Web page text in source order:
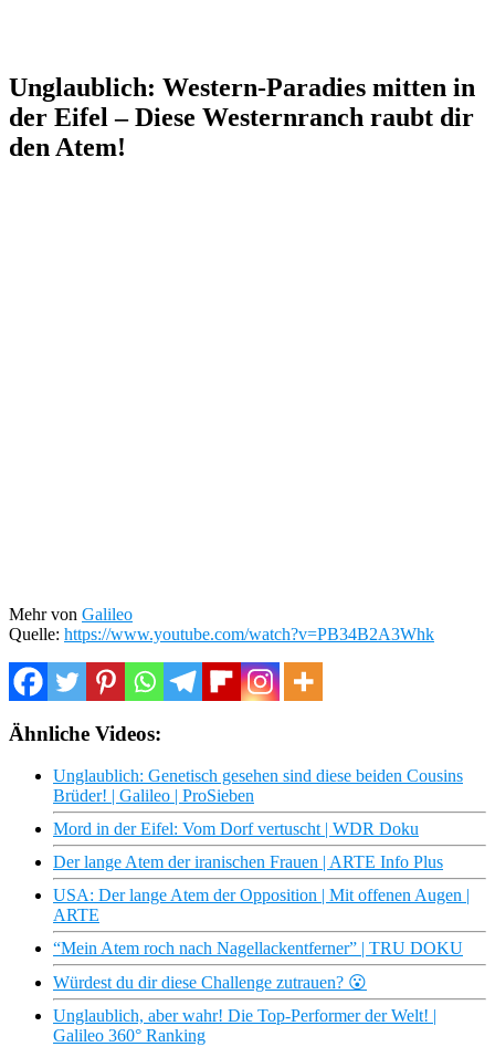
Unglaublich: Western-Paradies mitten in
der Eifel – Diese Westernranch raubt dir
den Atem!
Mehr von Galileo
Quelle: https://www.youtube.com/watch?v=PB34B2A3Whk
Ähnliche Videos:
Unglaublich: Genetisch gesehen sind diese beiden Cousins
Brüder! | Galileo | ProSieben
Mord in der Eifel: Vom Dorf vertuscht | WDR Doku
Der lange Atem der iranischen Frauen | ARTE Info Plus
USA: Der lange Atem der Opposition | Mit offenen Augen |
ARTE
“Mein Atem roch nach Nagellackentferner” | TRU DOKU
Würdest du dir diese Challenge zutrauen? 😮
Unglaublich, aber wahr! Die Top-Performer der Welt! |
Galileo 360° Ranking